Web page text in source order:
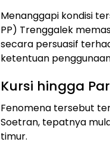
Menanggapi kondisi
PP) Trenggalek
secara persuasif
ketentuan
Kursi hingga
Fenomena tersebut
Soetran, tepatnya
timur.